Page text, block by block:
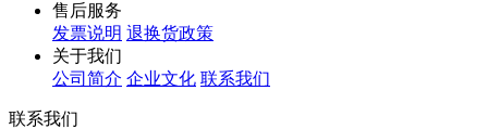
售后服务
发票说明 退换货政策
关于我们
公司简介 企业文化 联系我们
联系我们